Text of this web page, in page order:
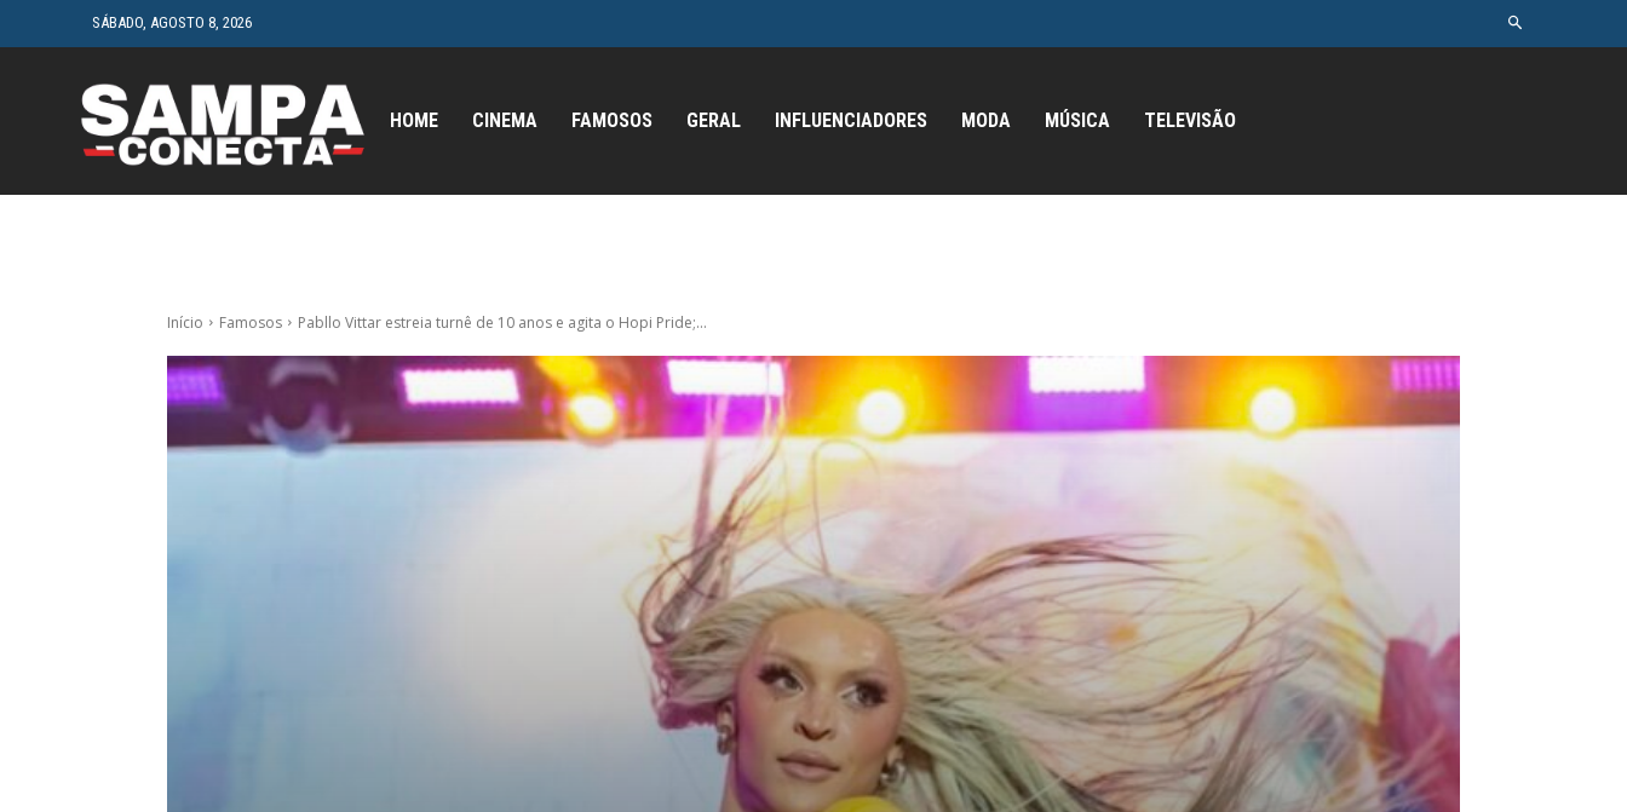
SÁBADO, AGOSTO 8, 2026
HOME CINEMA FAMOSOS GERAL INFLUENCIADORES MODA MÚSICA TELEVISÃO
Início Famosos Pabllo Vittar estreia turnê de 10 anos e agita o Hopi Pride;...